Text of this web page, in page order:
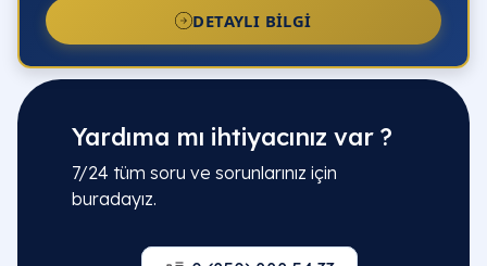
DETAYLI BILGI
Yardıma mı ihtiyacınız var ?
7/24 tüm soru ve sorunlarınız için
buradayız.